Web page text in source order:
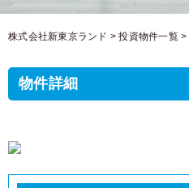
株式会社新東京ランド >投資物件一覧>
物件詳細